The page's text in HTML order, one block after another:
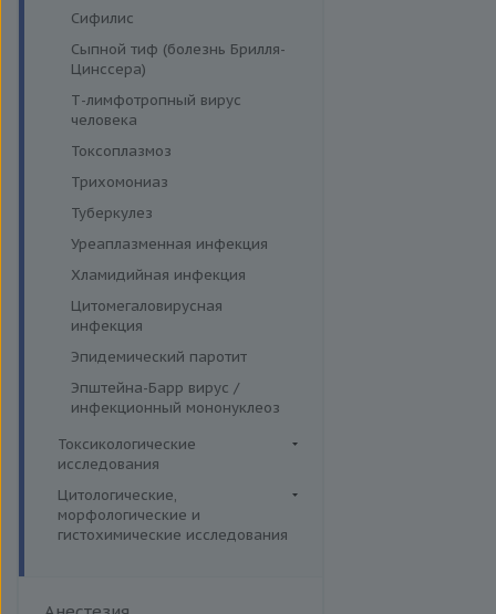
Сифилис
Сыпной тиф (болезнь Брилля-
Цинссера)
Т-лимфотропный вирус
человека
Токсоплазмоз
Трихомониаз
Туберкулез
Уреаплазменная инфекция
Хламидийная инфекция
Цитомегаловирусная
инфекция
Эпидемический паротит
Эпштейна-Барр вирус /
инфекционный мононуклеоз
Токсикологические
исследования
Комплексные исследования
Вирусные гепатиты
Ежегодные обследования
Интимное здоровье
Лекарственный мониторинг
Цитологические,
морфологические и
гистохимические исследования